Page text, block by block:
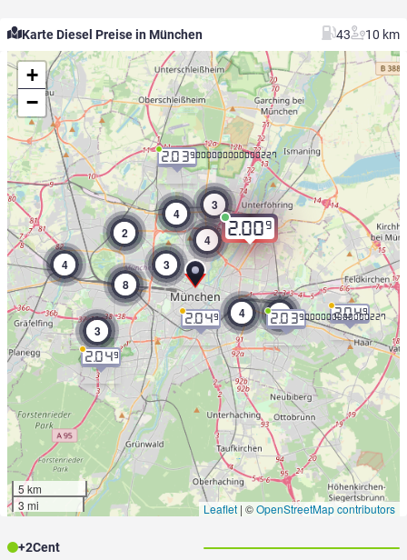
Karte Diesel Preise in München 43 10 km
2.009
2.049
2.049
4
2.049
2.039.000000000000227
2.039.000000000000227
2
2
3
8
4
4
4
3
3
+
−
5 km
3 mi
Leaflet | ©OpenStreetMap contributors
+2Cent